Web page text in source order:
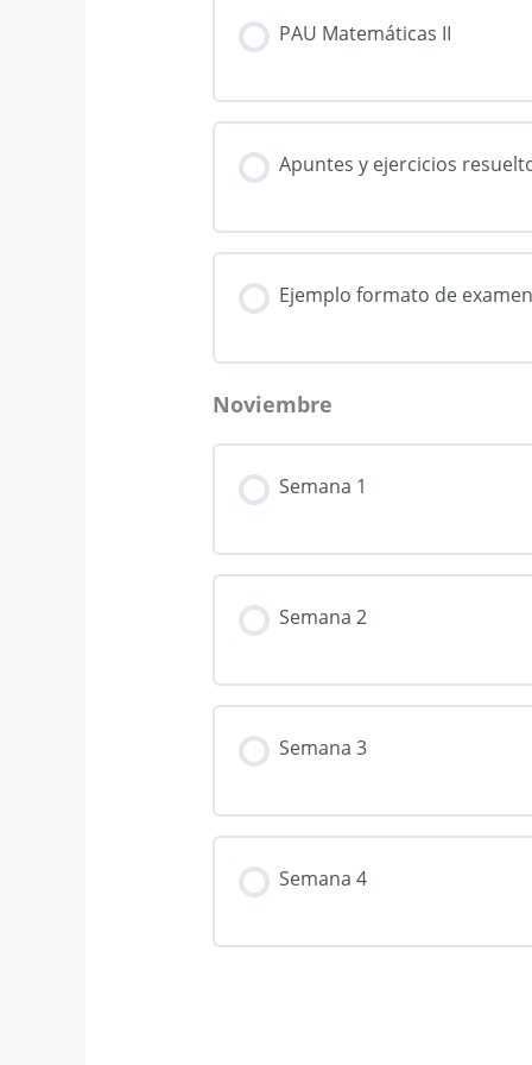
PAU Matemáticas II
Apuntes y ejercicios
Ejemplo formato de examen
Noviembre
Semana 1
Semana 2
Semana 3
Semana 4